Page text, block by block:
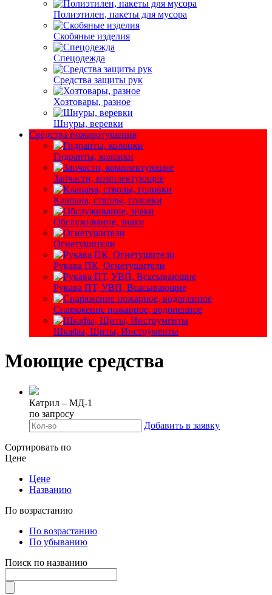
Полиэтилен, пакеты для мусора
Скобяные изделия
Спецодежда
Средства защиты рук
Хозтовары, разное
Шнуры, веревки
Средства пожаротушения
Гидранты, колонки
Запчасти, комплектующие
Клапана, стволы, головки
Обслуживание, знаки
Огнетушители
Рукава ПК, Огнетушители
Рукава ПТ, УВП, Всасывающие
Снаряжение пожарное, водопенное
Шкафы, Щиты, Инструменты
Моющие средства
Катрил – МД-1
по запросу
Добавить в заявку
Сортировать по
Цене
Цене
Названию
По возрастанию
По возрастанию
По убыванию
Поиск по названию